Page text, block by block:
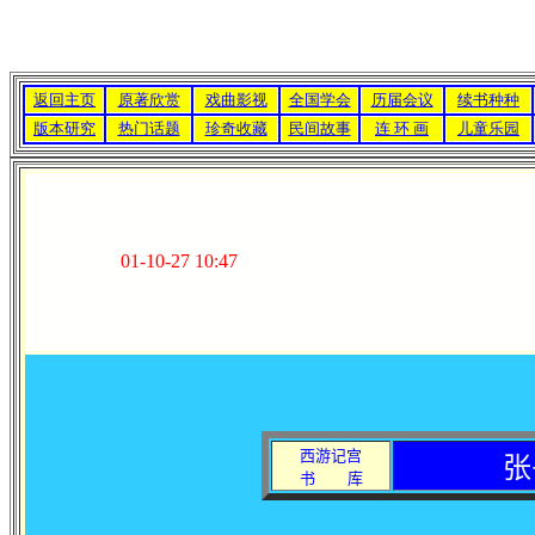
返回主页 原著欣赏 戏曲影视 全国学会 历届会议
续书种种
版本研究
热门话题 珍奇收藏 民间故事 连 环 画 儿童乐园
01-10-27 10:47
西游记宫
书
库